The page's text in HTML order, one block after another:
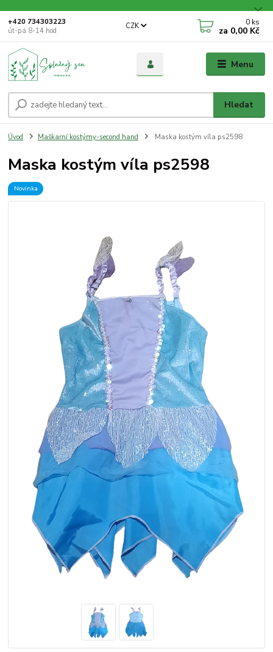
Menu
CZK
Hledat
+420 734303223
út-pá 8-14 hod
0 ks
za 0,00 Kč
Úvod Maškarní kostýmy-second hand Maska kostým víla ps2598
Maska kostým víla ps2598
Novinka